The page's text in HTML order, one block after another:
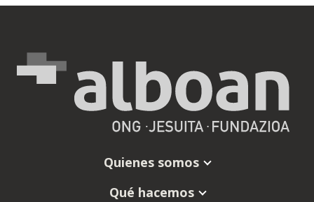
Quienes somos
Qué hacemos